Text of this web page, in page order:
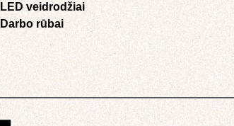
LED veidrodžiai
Darbo rūbai